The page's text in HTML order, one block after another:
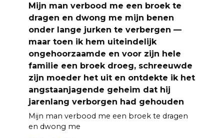
Mijn man verbood me een broek te
dragen en dwong me mijn benen
onder lange jurken te verbergen —
maar toen ik hem uiteindelijk
ongehoorzaamde en voor zijn hele
familie een broek droeg, schreeuwde
zijn moeder het uit en ontdekte ik het
angstaanjagende geheim dat hij
jarenlang verborgen had gehouden
Mijn man verbood me een broek te dragen
en dwong me